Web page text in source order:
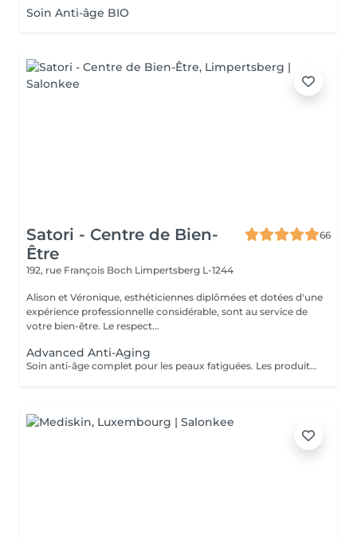
Soin Anti-âge BIO
Satori - Centre de Bien-
Être
66
192, rue François Boch Limpertsberg L-1244
Alison et Véronique, esthéticiennes diplômées et dotées d'une
expérience professionnelle considérable, sont au service de
votre bien-être. Le respect...
Advanced Anti-Aging
Soin anti-âge complet pour les peaux fatiguées. Les produits pénètrent en profondeur grâce au Sono Lifter (ultrasons). Il permet de lutter contre les rides et les cicatrices d'acné. L'Oxy Booster rafraîchit la peau et atténue les signes de fatigue, même au niveau du contour des yeux, pour un regard illuminé.